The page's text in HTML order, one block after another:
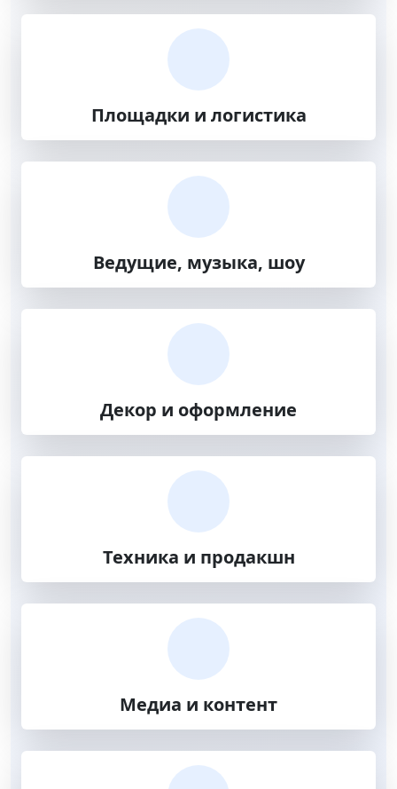
Площадки и логистика
Ведущие, музыка, шоу
Декор и оформление
Техника и продакшн
Медиа и контент